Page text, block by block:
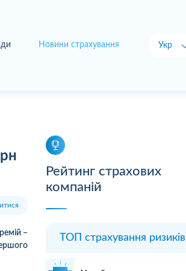
Новини страхування Укр
–
Рейтинг страхових
компаній
ТОП страхування ризиків